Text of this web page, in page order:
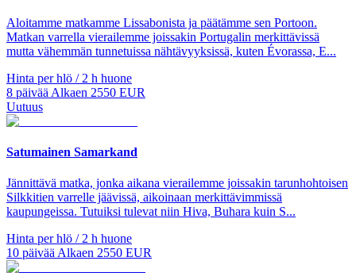
Aloitamme matkamme Lissabonista ja päätämme sen Portoon.
Matkan varrella vierailemme joissakin Portugalin merkittävissä
mutta vähemmän tunnetuissa nähtävyyksissä, kuten Évorassa, E...
Hinta per hlö / 2 h huone
8 päivää Alkaen 2550 EUR
Uutuus
Satumainen Samarkand
Jännittävä matka, jonka aikana vierailemme joissakin tarunhohtoisen
Silkkitien varrelle jäävissä, aikoinaan merkittävimmissä
kaupungeissa. Tutuiksi tulevat niin Hiva, Buhara kuin S...
Hinta per hlö / 2 h huone
10 päivää Alkaen 2550 EUR